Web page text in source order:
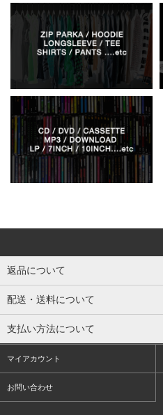
返品について
配送・送料について
支払い方法について
マイアカウント
お問い合わせ